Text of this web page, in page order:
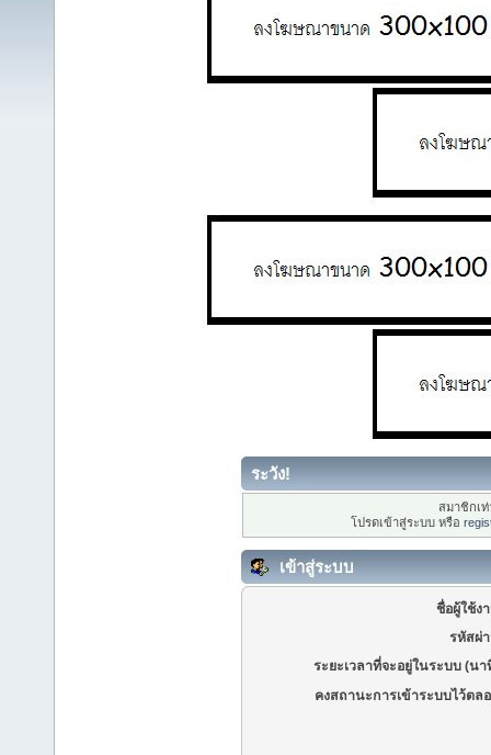
ระวัง!
สมาชิกเ
โปรดเข้าสู่ระบบ หรือ
เข้าสู่ระบบ
ชื่อผู้ใช้ง
รหัสผ่
ระยะเวลาที่จะอยู่ในระบบ (นา
คงสถานะการเข้าระบบไว้ตล